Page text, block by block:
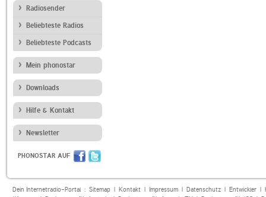
Radiosender
Beliebteste Radios
Beliebteste Podcasts
Mein phonostar
Downloads
Hilfe & Kontakt
Newsletter
PHONOSTAR AUF
Dein Internetradio-Portal : Sitemap| Kontakt| Impressum| Datenschutz| Entwickler|